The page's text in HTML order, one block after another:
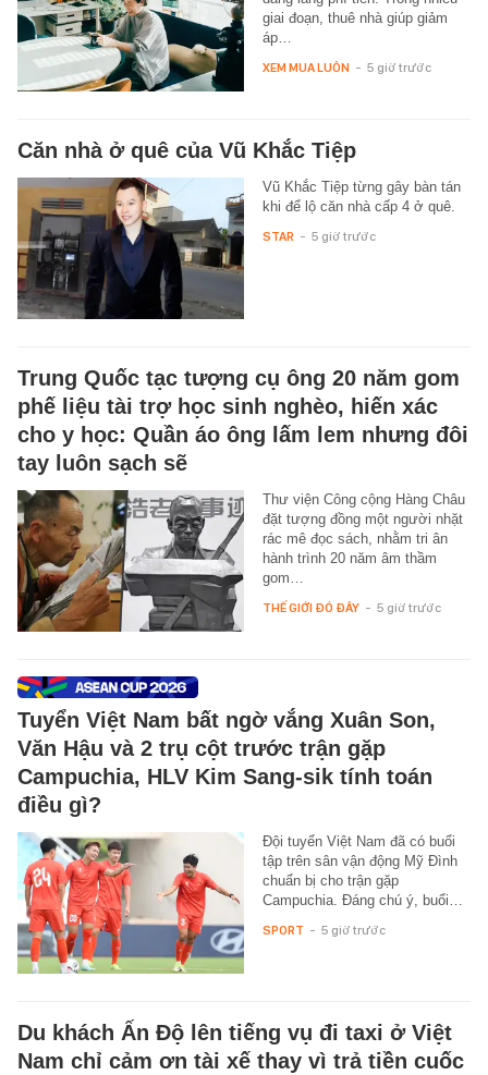
giai đoạn, thuê nhà giúp giảm
áp…
XEM MUA LUÔN - 5 giờ trước
Căn nhà ở quê của Vũ Khắc Tiệp
Vũ Khắc Tiệp từng gây bàn tán
khi để lộ căn nhà cấp 4 ở quê.
STAR - 5 giờ trước
Trung Quốc tạc tượng cụ ông 20 năm gom
phế liệu tài trợ học sinh nghèo, hiến xác
cho y học: Quần áo ông lấm lem nhưng đôi
tay luôn sạch sẽ
Thư viện Công cộng Hàng Châu
đặt tượng đồng một người nhặt
rác mê đọc sách, nhằm tri ân
hành trình 20 năm âm thầm
gom…
THẾ GIỚI ĐÓ ĐÂY - 5 giờ trước
Tuyển Việt Nam bất ngờ vắng Xuân Son,
Văn Hậu và 2 trụ cột trước trận gặp
Campuchia, HLV Kim Sang-sik tính toán
điều gì?
Đội tuyển Việt Nam đã có buổi
tập trên sân vận động Mỹ Đình
chuẩn bị cho trận gặp
Campuchia. Đáng chú ý, buổi…
SPORT - 5 giờ trước
Du khách Ấn Độ lên tiếng vụ đi taxi ở Việt
Nam chỉ cảm ơn tài xế thay vì trả tiền cuốc